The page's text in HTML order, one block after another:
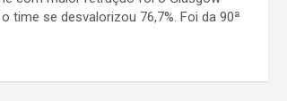
time se desvalorizou 76,7%. Foi da 90ª